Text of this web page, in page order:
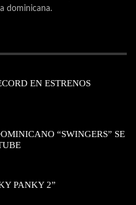
dominicana.
EN ESTRENOS
“SWINGERS” SE
PANKY 2”